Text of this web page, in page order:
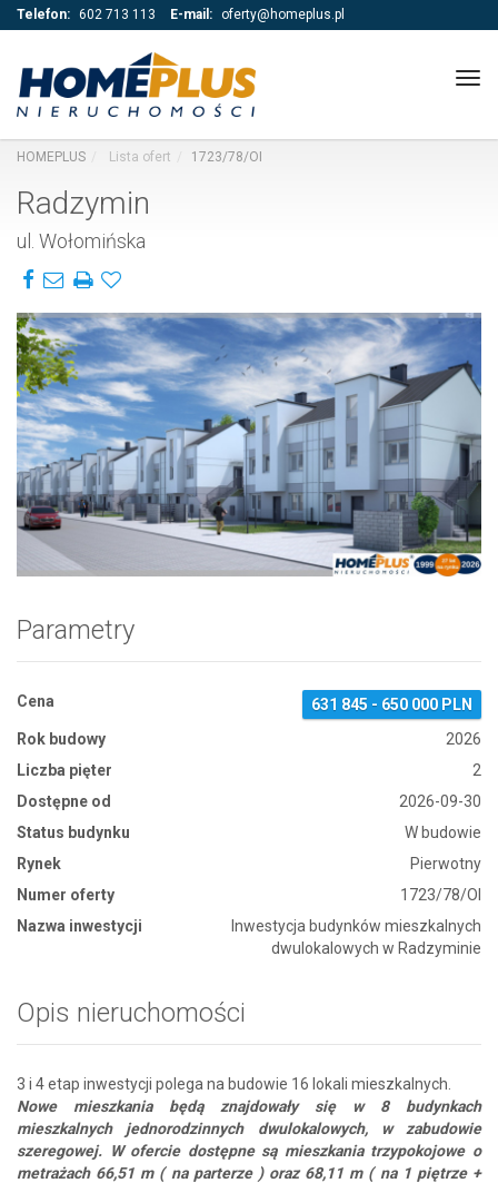
Telefon: 602 713 113 E-mail: oferty@homeplus.pl
HOMEPLUS Lista ofert 1723/78/OI
Radzymin
ul. Wołomińska
Zdjęcie 1
Parametry
Cena
631 845 - 650 000 PLN
Rok budowy
2026
Liczba pięter
2
Dostępne od
2026-09-30
Status budynku
W budowie
Rynek
Pierwotny
Numer oferty
1723/78/OI
Nazwa inwestycji
Inwestycja budynków mieszkalnych
dwulokalowych w Radzyminie
Opis nieruchomości
3 i 4 etap inwestycji polega na budowie 16 lokali mieszkalnych.
Nowe mieszkania będą znajdowały się w 8 budynkach
mieszkalnych jednorodzinnych dwulokalowych, w zabudowie
szeregowej. W ofercie dostępne są mieszkania trzypokojowe o
metrażach 66,51 m ( na parterze ) oraz 68,11 m ( na 1 piętrze +